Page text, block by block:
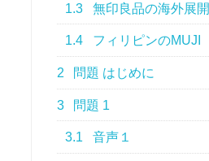
1.3 無印良品の海外展開
1.4 フィリピンのMUJI
2 問題 はじめに
3 問題 1
3.1 音声１